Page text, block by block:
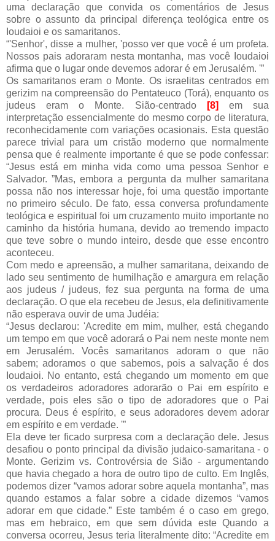
uma declaração que convida os comentários de Jesus
sobre o assunto da principal diferença teológica entre os
Ioudaioi e os samaritanos.
“'Senhor', disse a mulher, 'posso ver que você é um profeta.
Nossos pais adoraram nesta montanha, mas você Ioudaioi
afirma que o lugar onde devemos adorar é em Jerusalém. '”
Os samaritanos eram o Monte. Os israelitas centrados em
gerizim na compreensão do Pentateuco (Torá), enquanto os
judeus eram o Monte. Sião-centrado
[8]
em sua
interpretação essencialmente do mesmo corpo de literatura,
reconhecidamente com variações ocasionais. Esta questão
parece trivial para um cristão moderno que normalmente
pensa que é realmente importante é que se pode confessar:
“Jesus está em minha vida como uma pessoa Senhor e
Salvador. ”Mas, embora a pergunta da mulher samaritana
possa não nos interessar hoje, foi uma questão importante
no primeiro século. De fato, essa conversa profundamente
teológica e espiritual foi um cruzamento muito importante no
caminho da história humana, devido ao tremendo impacto
que teve sobre o mundo inteiro, desde que esse encontro
aconteceu.
Com medo e apreensão, a mulher samaritana, deixando de
lado seu sentimento de humilhação e amargura em relação
aos judeus / judeus, fez sua pergunta na forma de uma
declaração. O que ela recebeu de Jesus, ela definitivamente
não esperava ouvir de uma Judéia:
“Jesus declarou: 'Acredite em mim, mulher, está chegando
um tempo em que você adorará o Pai nem neste monte nem
em Jerusalém. Vocês samaritanos adoram o que não
sabem; adoramos o que sabemos, pois a salvação é dos
Ioudaioi. No entanto, está chegando um momento em que
os verdadeiros adoradores adorarão o Pai em espírito e
verdade, pois eles são o tipo de adoradores que o Pai
procura. Deus é espírito, e seus adoradores devem adorar
em espírito e em verdade. '”
Ela deve ter ficado surpresa com a declaração dele. Jesus
desafiou o ponto principal da divisão judaico-samaritana - o
Monte. Gerizim vs. Controvérsia de Sião - argumentando
que havia chegado a hora de outro tipo de culto. Em Inglês,
podemos dizer “vamos adorar sobre aquela montanha”, mas
quando estamos a falar sobre a cidade dizemos “vamos
adorar em que cidade.” Este também é o caso em grego,
mas em hebraico, em que sem dúvida este Quando a
conversa ocorreu, Jesus teria literalmente dito: “Acredite em